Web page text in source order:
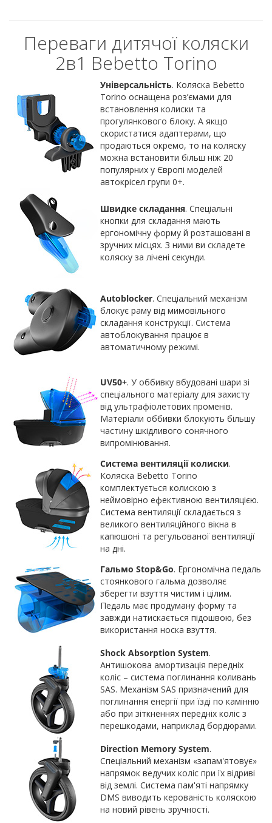
Переваги дитячої коляски
2в1 Bebetto Torino
Універсальність. Коляска Bebetto
Torino оснащена роз’ємами для
встановлення колиски та
прогулянкового блоку. А якщо
скористатися адаптерами, що
продаються окремо, то на коляску
можна встановити більш ніж 20
популярних у Європі моделей
автокрісел групи 0+.
Швидке складання. Спеціальні
кнопки для складання мають
ергономічну форму й розташовані в
зручних місцях. З ними ви складете
коляску за лічені секунди.
Autoblocker. Спеціальний механізм
блокує раму від мимовільного
складання конструкції. Система
автоблокування працює в
автоматичному режимі.
UV50+. У оббивку вбудовані шари зі
спеціального матеріалу для захисту
від ультрафіолетових променів.
Матеріали оббивки блокують більшу
частину шкідливого сонячного
випромінювання.
Система вентиляції колиски.
Коляска Bebetto Torino
комплектується колискою з
неймовірно ефективною вентиляцією.
Система вентиляції складається з
великого вентиляційного вікна в
капюшоні та регульованої вентиляції
на дні.
Гальмо Stop&Go. Ергономічна педаль
стоянкового гальма дозволяє
зберегти взуття чистим і цілим.
Педаль має продуману форму та
завжди натискається підошвою, без
використання носка взуття.
Shock Absorption System.
Антишокова амортизація передніх
коліс – система поглинання коливань
SAS. Механізм SAS призначений для
поглинання енергії при їзді по камінню
або при зіткненнях передніх коліс з
перешкодами, наприклад бордюрами.
Direction Memory System.
Спеціальний механізм «запам'ятовує»
напрямок ведучих коліс при їх відриві
від землі. Система пам'яті напрямку
DMS виводить керованість коляскою
на новий рівень зручності.